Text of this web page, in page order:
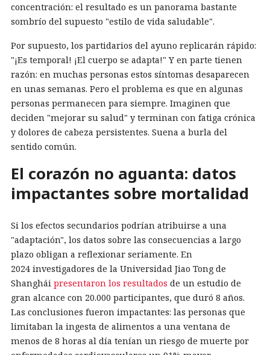
concentración: el resultado es un panorama bastante
sombrío del supuesto "estilo de vida saludable".
Por supuesto, los partidarios del ayuno replicarán rápido:
"¡Es temporal! ¡El cuerpo se adapta!" Y en parte tienen
razón: en muchas personas estos síntomas desaparecen
en unas semanas. Pero el problema es que en algunas
personas permanecen para siempre. Imaginen que
deciden "mejorar su salud" y terminan con fatiga crónica
y dolores de cabeza persistentes. Suena a burla del
sentido común.
El corazón no aguanta: datos
impactantes sobre mortalidad
Si los efectos secundarios podrían atribuirse a una
"adaptación", los datos sobre las consecuencias a largo
plazo obligan a reflexionar seriamente. En
2024 investigadores de la Universidad Jiao Tong de
Shanghái presentaron los resultados de un estudio de
gran alcance con 20.000 participantes, que duró 8 años.
Las conclusiones fueron impactantes: las personas que
limitaban la ingesta de alimentos a una ventana de
menos de 8 horas al día tenían un riesgo de muerte por